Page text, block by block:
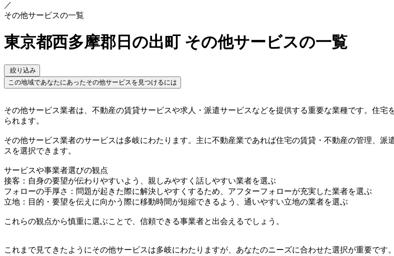
／
その他サービスの一覧
東京都西多摩郡日の出町 その他サービスの一覧
絞り込み
この地域であなたにあったその他サービスを見つけるには
その他サービス業者は、不動産の賃貸サービスや求人・派遣サービスなどを提供する重要な業種です。住
られます。
その他サービス業者のサービスは多岐にわたります。主に不動産業であれば住宅の賃貸・不動産の管理、
スを選択できます。
サービスや事業者選びの観点
接客：自身の要望が伝わりやすいよう、親しみやすく話しやすい業者を選ぶ
フォローの手厚さ：問題が起きた際に解決しやすくするため、アフターフォローが充実した業者を選ぶ
立地：目的・要望を伝えに向かう際に移動時間が短縮できるよう、通いやすい立地の業者を選ぶ
これらの観点から慎重に選ぶことで、信頼できる事業者と出会えるでしょう。
これまで見てきたようにその他サービスは多岐にわたりますが、あなたのニーズに合わせた選択が重要です。